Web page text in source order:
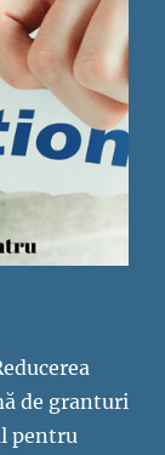
de granturi
pentru